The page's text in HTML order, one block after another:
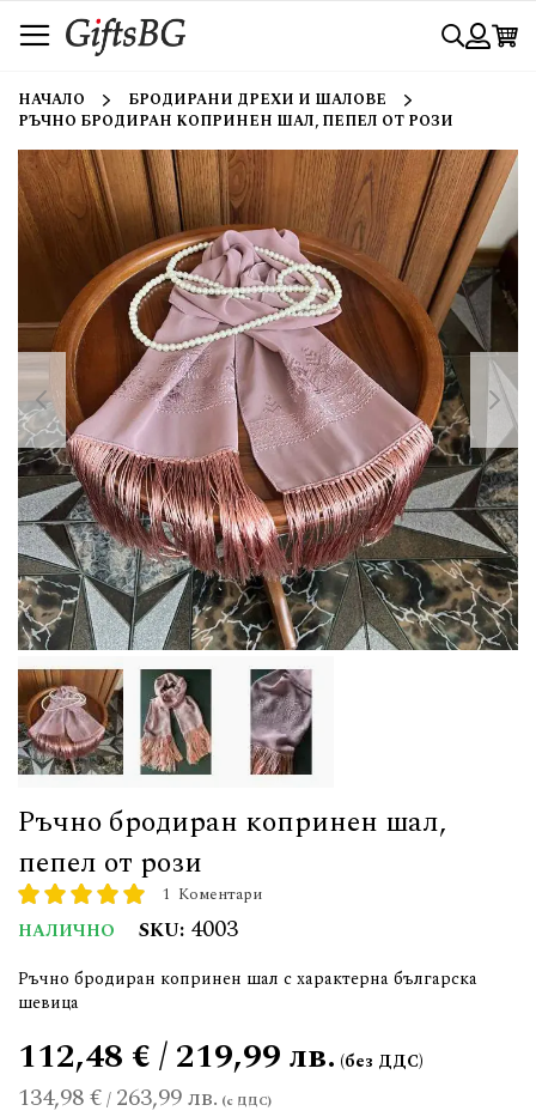
към
съдържанието
Търси
НАЧАЛО
БРОДИРАНИ ДРЕХИ И ШАЛОВЕ
РЪЧНО БРОДИРАН КОПРИНЕН ШАЛ, ПЕПЕЛ ОТ РОЗИ
Ръчно бродиран копринен шал,
пепел от рози
рейтинг: 1 Коментари
НАЛИЧНО SKU 4003
Ръчно бродиран копринен шал с характерна българска
шевица
134,98 €/ 263,99 лв.
112,48 € / 219,99 лв.